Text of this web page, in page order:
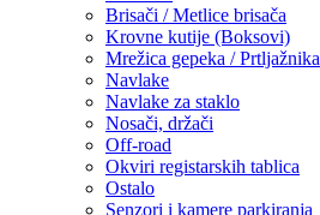
Brisači / Metlice brisača
Krovne kutije (Boksovi)
Mrežica gepeka / Prtljažnika
Navlake
Navlake za staklo
Nosači, držači
Off-road
Okviri registarskih tablica
Ostalo
Senzori i kamere parkiranja